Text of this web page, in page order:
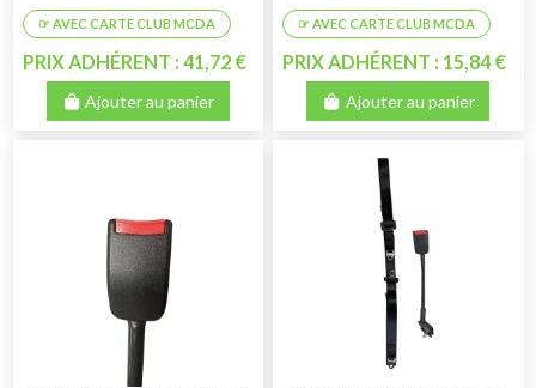
PRIX ADHÉRENT : 41,72 €
Ajouter au panier
PRIX ADHÉRENT : 15,84 €
Ajouter au panier